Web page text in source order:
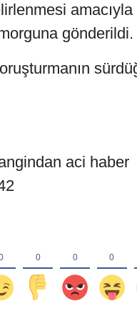
gönderildi.